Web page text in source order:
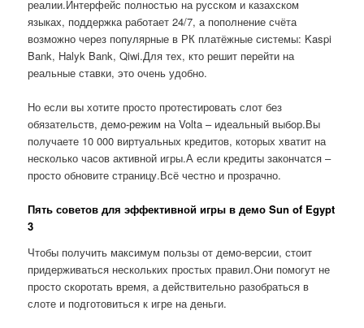
реалии.Интерфейс полностью на русском и казахском
языках, поддержка работает 24/7, а пополнение счёта
возможно через популярные в РК платёжные системы: Kaspi
Bank, Halyk Bank, Qiwi.Для тех, кто решит перейти на
реальные ставки, это очень удобно.
Но если вы хотите просто протестировать слот без
обязательств, демо-режим на Volta – идеальный выбор.Вы
получаете 10 000 виртуальных кредитов, которых хватит на
несколько часов активной игры.А если кредиты закончатся –
просто обновите страницу.Всё честно и прозрачно.
Пять советов для эффективной игры в демо Sun of Egypt
3
Чтобы получить максимум пользы от демо-версии, стоит
придерживаться нескольких простых правил.Они помогут не
просто скоротать время, а действительно разобраться в
слоте и подготовиться к игре на деньги.